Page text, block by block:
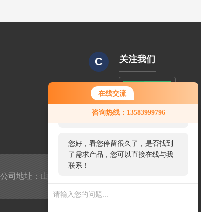
在线交流
咨询热线：13583999796
您好！欢迎前来咨询，很高兴为您
服务，请问您要咨询什么问题呢？
您好，看您停留很久了，是否找到
了需求产品，您可以直接在线与我
联系！
C
CODE
关注我们
公司地址：山东省临沂市兰山区久隆奥斯卡